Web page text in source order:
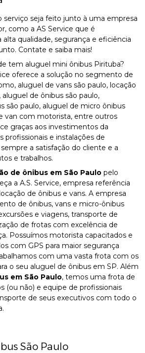
serviço seja feito junto à uma empresa
como a AS Service que é
alta qualidade, segurança e eficiência
Contate e saiba mais!
tem aluguel mini ônibus Pirituba?
oferece a solução no segmento de
aluguel de vans são paulo, locação
aluguel de ônibus são paulo,
são paulo, aluguel de micro ônibus
van com motorista, entre outros
graças aos investimentos da
profissionais e instalações de
a satisfação do cliente e a
e trabalhos.
de ônibus em São Paulo pelo
a A.S. Service, empresa referência
de ônibus e vans. A empresa
de ônibus, vans e micro-ônibus
e viagens, transporte de
de frotas com excelência de
Possuímos motorista capacitados e
com GPS para maior segurança
com uma vasta frota com os
o seu aluguel de ônibus em SP. Além
em São Paulo, temos uma frota de
(ou não) e equipe de profissionais
de seus executivos com todo o
São Paulo